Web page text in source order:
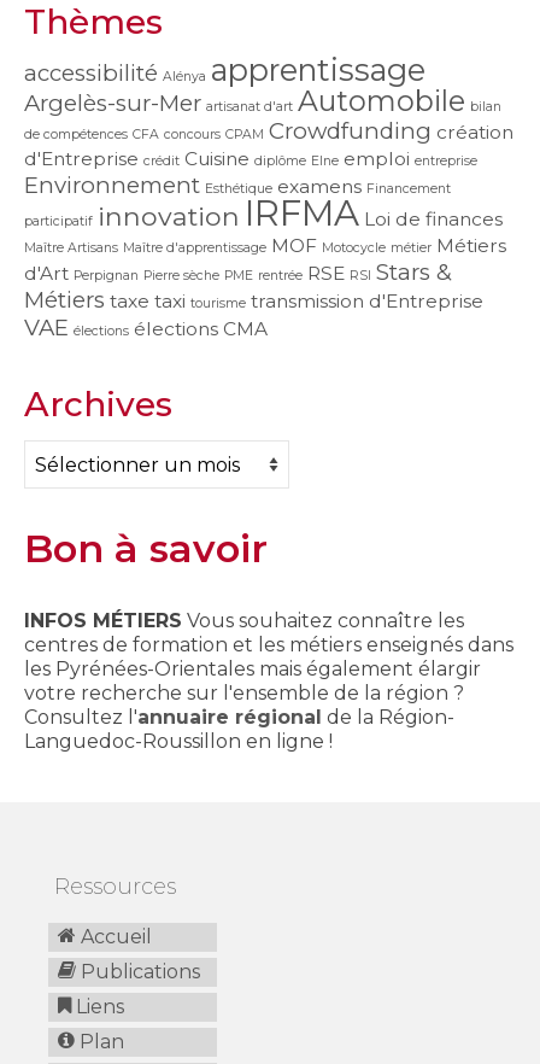
Thèmes
accessibilité Alénya apprentissage
Argelès-sur-Mer artisanat d'art Automobile bilan
de compétences CFA concours CPAM Crowdfunding création
d'Entreprise crédit Cuisine diplôme Elne emploi entreprise
Environnement Esthétique examens Financement
participatif innovation IRFMA Loi de finances
Maître Artisans Maître d'apprentissage MOF Motocycle métier Métiers
d'Art Perpignan Pierre sèche PME rentrée RSE RSI Stars &
Métiers taxe taxi tourisme transmission d'Entreprise
VAE élections élections CMA
Archives
Archives
Bon à savoir
INFOS MÉTIERS Vous souhaitez connaître les
centres de formation et les métiers enseignés dans
les Pyrénées-Orientales mais également élargir
votre recherche sur l'ensemble de la région ?
Consultez l'annuaire régional de la Région-
Languedoc-Roussillon en ligne !
Ressources
Accueil
Publications
Liens
Plan